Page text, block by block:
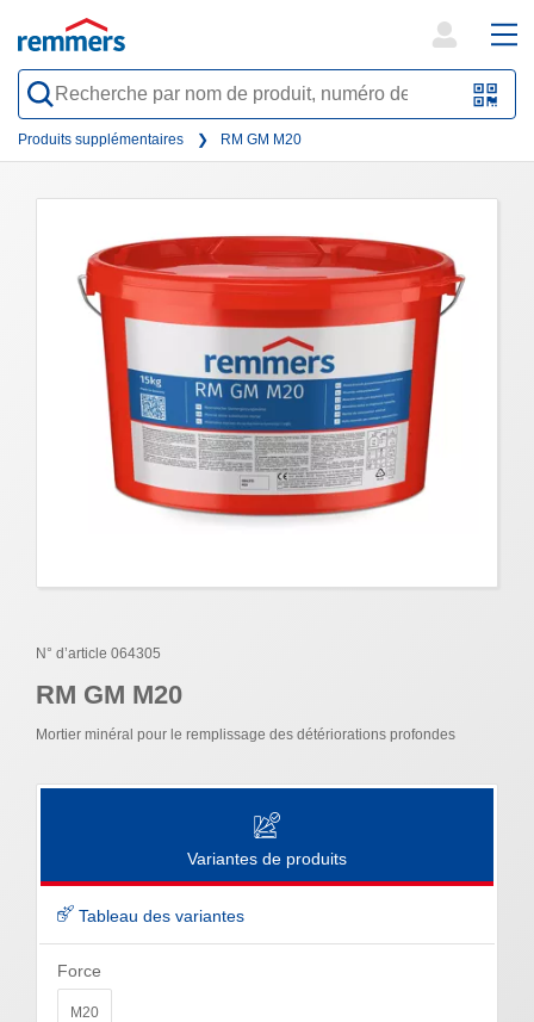
QR-
search
form
Produits supplémentaires RM GM M20
N° d’article 064305
RM GM M20
Mortier minéral pour le remplissage des détériorations profondes
Variantes de produits
Tableau des variantes
Force
M20